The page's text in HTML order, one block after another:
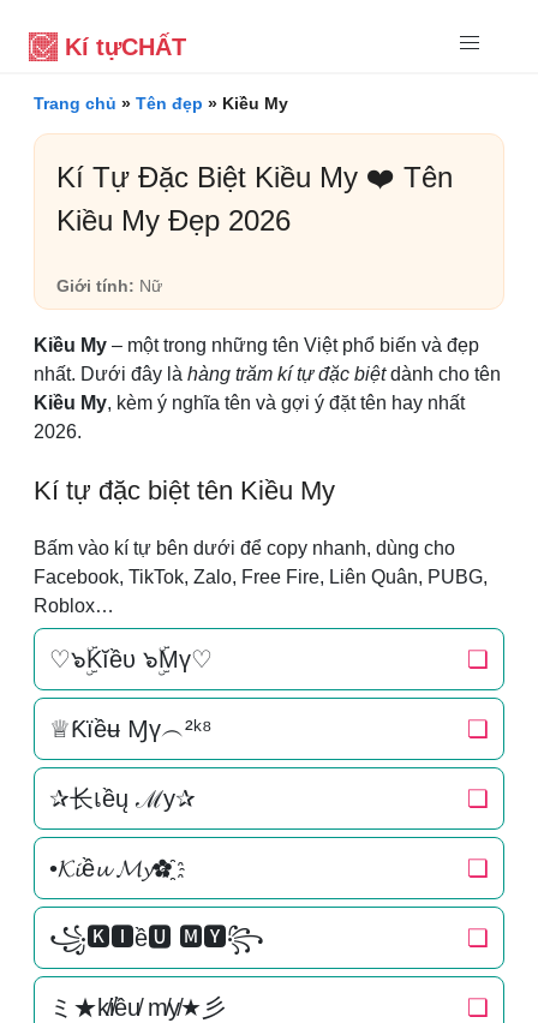
Kí tựCHẤT
Trang chủ » Tên đẹp » Kiều My
Kí Tự Đặc Biệt Kiều My ❤️ Tên
Kiều My Đẹp 2026
Giới tính: Nữ
Kiều My – một trong những tên Việt phổ biến và đẹp
nhất. Dưới đây là hàng trăm kí tự đặc biệtdành cho tên
Kiều My, kèm ý nghĩa tên và gợi ý đặt tên hay nhất
2026.
Kí tự đặc biệt tên Kiều My
Bấm vào kí tự bên dưới để copy nhanh, dùng cho
Facebook, TikTok, Zalo, Free Fire, Liên Quân, PUBG,
Roblox…
♡๖ۣۜKĭềυ ๖ۣۜMү♡ ❏
♕Ƙїềʉ Ɱү︵²ᵏ⁸ ❏
✰长เềų ℳу✰ ❏
•𝓚𝓲ề𝓾 𝓜𝔂✿҈ ❏
꧁🅺🅸ề🆄 🅼🆈꧂ ❏
ミ★k̸i̸ều̸ m̸y̸★彡 ❏